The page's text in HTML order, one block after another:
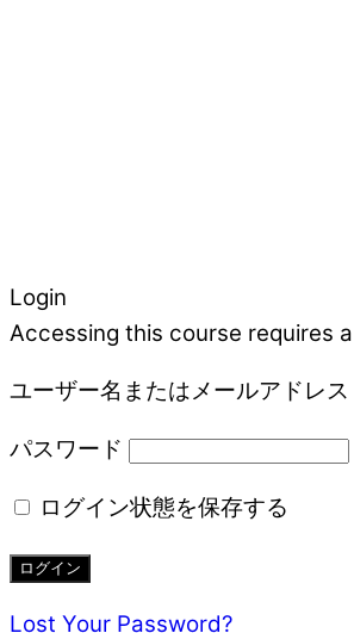
Login
Accessing this course requires
ユーザー名またはメールアドレス
パスワード
ログイン状態を保存する
Lost Your Password?